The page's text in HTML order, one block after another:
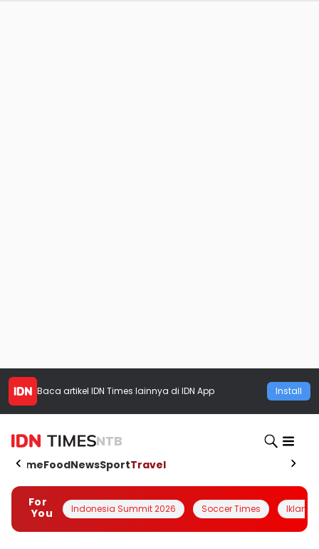
Baca artikel IDN Times lainnya di IDN App Install
NTB
HomeFoodNewsSportTravel
For
You
Indonesia Summit 2026 Soccer Times Iklanin